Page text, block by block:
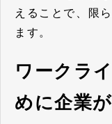
えることで、限
ます。
ワークラ
めに企業